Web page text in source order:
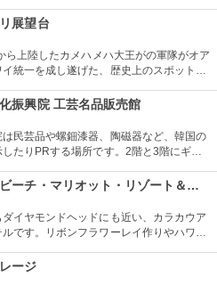
るなんて、かなり太っ腹じゃないですか。
展望台
ら上陸したカメハメハ大王がの軍隊がオア
統一を成し遂げた、歴史上のスポットで
動モノ。海から吹く風は強烈です。
振興院 工芸名品販売館
民芸品や螺鈿漆器、陶磁器など、韓国の
たりPRする場所です。2階と3階にギャ
用性のある商品が売られています。
ワイキキ・ビーチ・マリオット・リゾート＆スパ
イヤモンドヘッドにも近い、カラカウア
です。リボンフラワーレイ作りやハワイ
匠が作ったキルト型も買うことができま
ージ